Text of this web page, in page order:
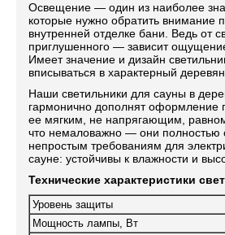
Освещение — один из наиболее
которые нужно обратить внимание
внутренней отделке бани. Ведь от
приглушенного — зависит
Имеет значение и дизайн
вписываться в характерный
Наши светильники для сауны в
гармонично дополнят оформление
ее мягким, не напрягающим,
что немаловажно — они полностью
непростым требованиям для
сауне: устойчивы к влажности и
Технические характеристики
Уровень защиты
Мощность лампы, Вт